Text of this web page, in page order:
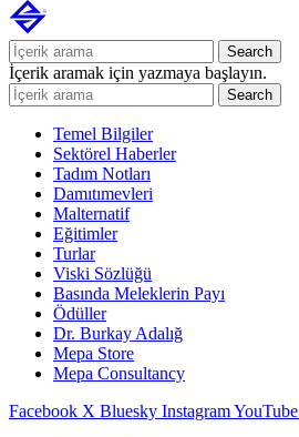
Search
İçerik aramak için yazmaya başlayın.
Search
Temel Bilgiler
Sektörel Haberler
Tadım Notları
Damıtımevleri
Malternatif
Eğitimler
Turlar
Viski Sözlüğü
Basında Meleklerin Payı
Ödüller
Dr. Burkay Adalığ
Mepa Store
Mepa Consultancy
Facebook X Bluesky InstagramYouTube